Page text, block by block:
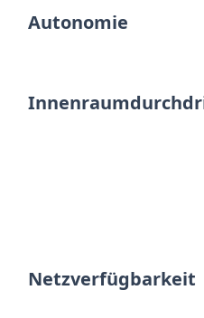
Autonomie
Netzverfügbarkeit